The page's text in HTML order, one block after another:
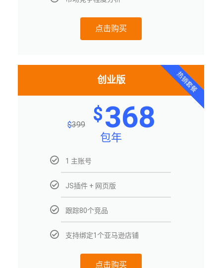
点击购买
创业版
$399 $368
包年
1 主账号
JS插件 + 网页版
跟踪80个竞品
支持绑定1个亚马逊店铺
点击购买
热销套餐